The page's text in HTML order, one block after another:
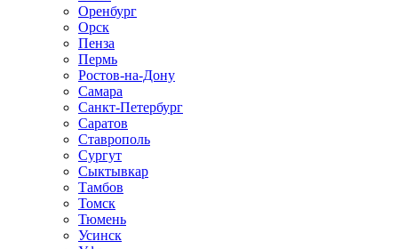
Оренбург
Орск
Пенза
Пермь
Ростов-на-Дону
Самара
Санкт-Петербург
Саратов
Ставрополь
Сургут
Сыктывкар
Тамбов
Томск
Тюмень
Усинск